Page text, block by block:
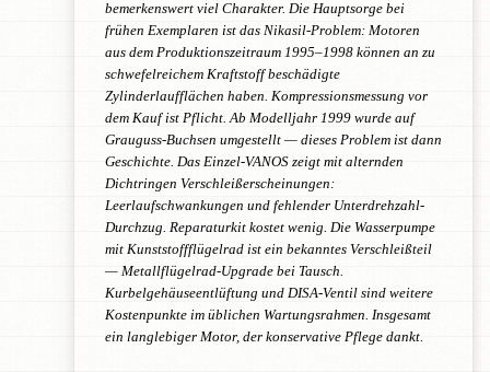
bemerkenswert viel Charakter. Die Hauptsorge bei
frühen Exemplaren ist das Nikasil-Problem: Motoren
aus dem Produktionszeitraum 1995–1998 können an zu
schwefelreichem Kraftstoff beschädigte
Zylinderlaufflächen haben. Kompressionsmessung vor
dem Kauf ist Pflicht. Ab Modelljahr 1999 wurde auf
Grauguss-Buchsen umgestellt — dieses Problem ist dann
Geschichte. Das Einzel-VANOS zeigt mit alternden
Dichtringen Verschleißerscheinungen:
Leerlaufschwankungen und fehlender Unterdrehzahl-
Durchzug. Reparaturkit kostet wenig. Die Wasserpumpe
mit Kunststoffflügelrad ist ein bekanntes Verschleißteil
— Metallflügelrad-Upgrade bei Tausch.
Kurbelgehäuseentlüftung und DISA-Ventil sind weitere
Kostenpunkte im üblichen Wartungsrahmen. Insgesamt
ein langlebiger Motor, der konservative Pflege dankt.